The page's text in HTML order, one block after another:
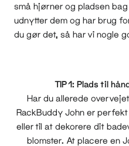
små hjørner og pladsen
udnytter dem og har brug
du gør det, så har vi nogle
TIP 1: Plads til
Har du allerede
RackBuddy John er
eller til at dekorere dit
blomster. At placere en